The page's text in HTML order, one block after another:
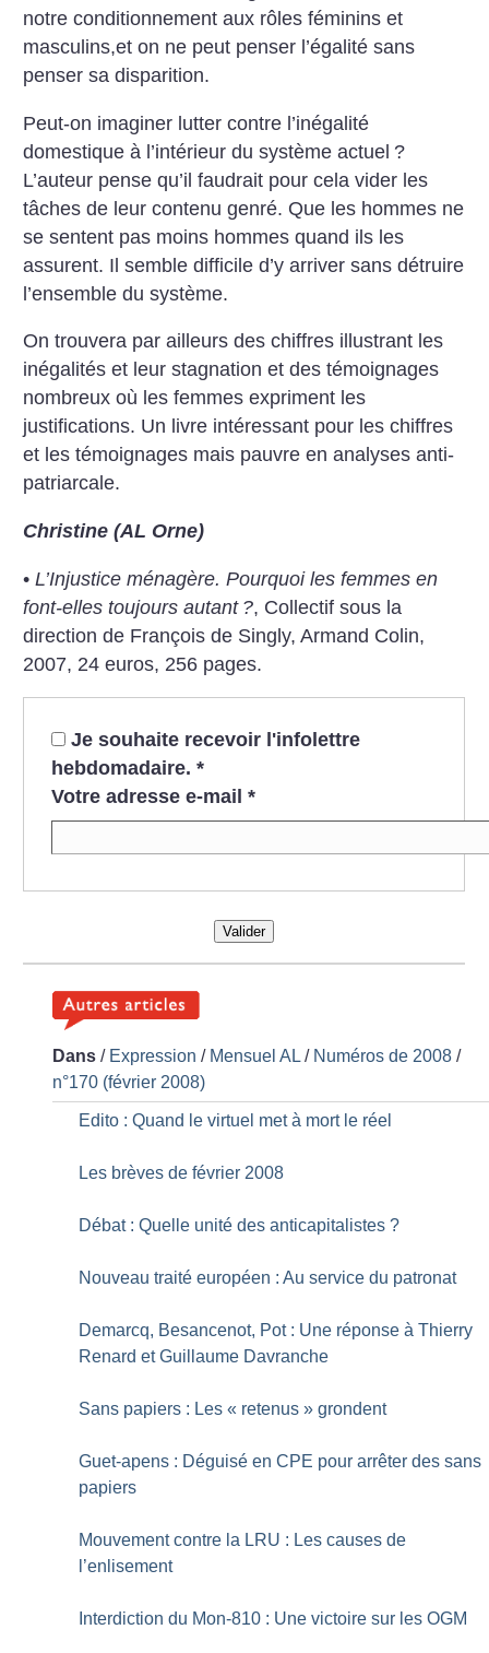
notre conditionnement aux rôles féminins et
masculins,et on ne peut penser l’égalité sans
penser sa disparition.
Peut-on imaginer lutter contre l’inégalité
domestique à l’intérieur du système actuel ?
L’auteur pense qu’il faudrait pour cela vider les
tâches de leur contenu genré. Que les hommes ne
se sentent pas moins hommes quand ils les
assurent. Il semble difficile d’y arriver sans détruire
l’ensemble du système.
On trouvera par ailleurs des chiffres illustrant les
inégalités et leur stagnation et des témoignages
nombreux où les femmes expriment les
justifications. Un livre intéressant pour les chiffres
et les témoignages mais pauvre en analyses anti-
patriarcale.
Christine (AL Orne)
•L’Injustice ménagère. Pourquoi les femmes en
font-elles toujours autant ?, Collectif sous la
direction de François de Singly, Armand Colin,
2007, 24 euros, 256 pages.
Je souhaite recevoir l'infolettre
hebdomadaire. *
Votre adresse e-mail *
Valider
Dans / Expression / Mensuel AL / Numéros de 2008 /
n°170 (février 2008)
Edito : Quand le virtuel met à mort le réel
Les brèves de février 2008
Débat : Quelle unité des anticapitalistes ?
Nouveau traité européen : Au service du patronat
Demarcq, Besancenot, Pot : Une réponse à Thierry
Renard et Guillaume Davranche
Sans papiers : Les « retenus » grondent
Guet-apens : Déguisé en CPE pour arrêter des sans
papiers
Mouvement contre la LRU : Les causes de
l’enlisement
Interdiction du Mon-810 : Une victoire sur les OGM